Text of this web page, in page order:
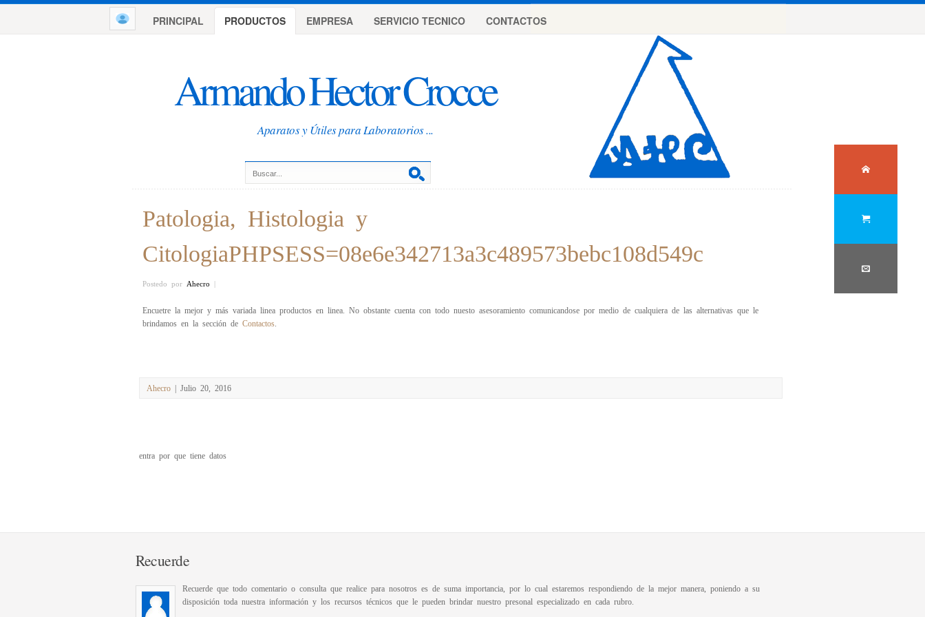
Armando Hector Crocce
Aparatos y Útiles para Laboratorios ...
PRINCIPAL PRODUCTOS EMPRESA SERVICIO TECNICO CONTACTOS
Patologia, Histologia y
CitologiaPHPSESS=08e6e342713a3c489573bebc108d549c
Postedo por Ahecro |
Encuetre la mejor y más variada linea productos en linea. No obstante cuenta con todo nuesto asesoramiento comunicandose por medio de cualquiera de las alternativas que le
brindamos en la sección de Contactos
Ahecro | Julio 20, 2016
entra por que tiene datos
Recuerde
Recuerde que todo comentario o consulta que realice para nosotros es de suma importancia, por lo cual estaremos respondiendo de la mejor manera, poniendo a su
disposición toda nuestra información y los recursos técnicos que le pueden brindar nuestro presonal especializado en cada rubro.